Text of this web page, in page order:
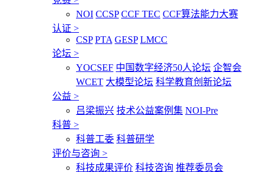
NOI CCSP CCF TEC CCF算法能力大赛
认证 >
CSP PTA GESP LMCC
论坛 >
YOCSEF 中国数字经济50人论坛 企智会
WCET 大模型论坛 科学教育创新论坛
公益 >
吕梁振兴 技术公益案例集 NOI-Pre
科普 >
科普工委 科普研学
评价与咨询 >
科技成果评价 科技咨询 推荐委员会